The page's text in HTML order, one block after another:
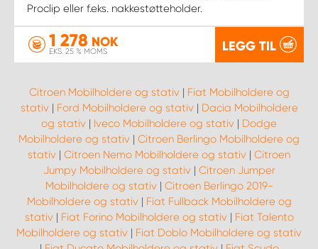
Proclip eller f.eks. nakkestøtteholder.
1 278 NOK
EKS. 25 % MOMS LEGG TIL
Citroen Mobilholdere og stativ| Fiat Mobilholdere og
stativ| Ford Mobilholdere og stativ| Dacia Mobilholdere
og stativ | Iveco Mobilholdere og stativ | Dodge
Mobilholdere og stativ | Citroen Berlingo Mobilholdere og
stativ | Citroen Nemo Mobilholdere og stativ | Citroen
Jumpy Mobilholdere og stativ| Citroen Jumper
Mobilholdere og stativ| Citroen Berlingo 2019-
Mobilholdere og stativ| Fiat Fullback Mobilholdere og
stativ| Fiat Forino Mobilholdere og stativ| Fiat Talento
Mobilholdere og stativ | Fiat Doblo Mobilholdere og stativ